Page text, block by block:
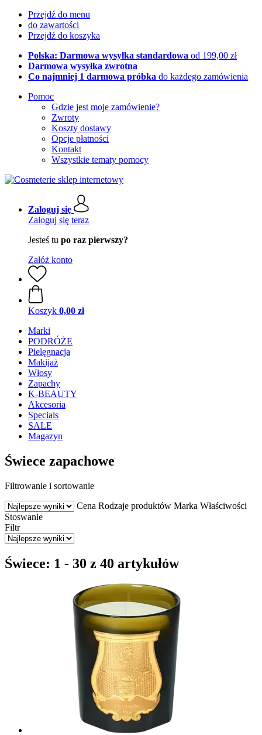
Przejdź do menu
do zawartości
Przejdź do koszyka
Polska: Darmowa wysyłka standardowa od 199,00 zł
Darmowa wysyłka zwrotna
Co najmniej 1 darmowa próbka do każdego zamówienia
Pomoc
Gdzie jest moje zamówienie?
Zwroty
Koszty dostawy
Opcje płatności
Kontakt
Wszystkie tematy pomocy
Zaloguj się
Zaloguj się teraz
Jesteś tu po raz pierwszy?
Załóż konto
Koszyk 0,00 zł
Marki
PODRÓŻE
Pielęgnacja
Makijaż
Włosy
Zapachy
K-BEAUTY
Akcesoria
Specials
SALE
Magazyn
Świece zapachowe
Filtrowanie i sortowanie
Cena Rodzaje produktów Marka Właściwości
Stoswanie
Filtr
Świece: 1 - 30 z 40 artykułów